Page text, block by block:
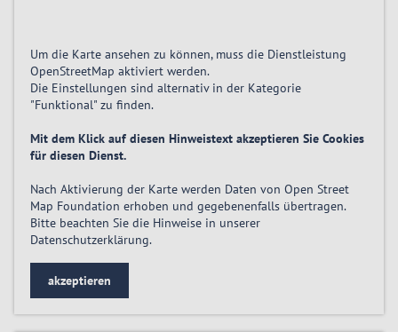
Um die Karte ansehen zu können, muss die Dienstleistung
OpenStreetMap aktiviert werden.
Die Einstellungen sind alternativ in der Kategorie
"Funktional" zu finden.
Mit dem Klick auf diesen Hinweistext akzeptieren Sie Cookies
für diesen Dienst.
Nach Aktivierung der Karte werden Daten von Open Street
Map Foundation erhoben und gegebenenfalls übertragen.
Bitte beachten Sie die Hinweise in unserer
Datenschutzerklärung.
akzeptieren